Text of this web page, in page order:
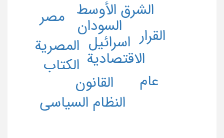
اسرائیل
الاقتصادیة
السودان
الشرق الأوسط
القانون
القرار
المصریة
النظام السیاسی
الکتاب
عام
مصر